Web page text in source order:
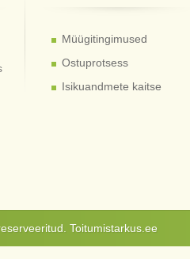
Müügitingimused
Ostuprotsess
Isikuandmete kaitse
Toitumistarkus.ee